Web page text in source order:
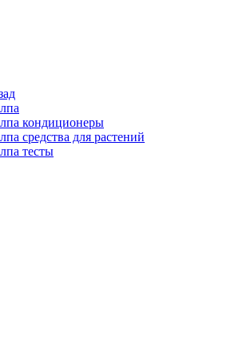
кондиционеры
средства для растений
тесты